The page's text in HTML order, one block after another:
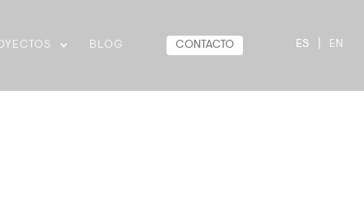
BLOG CONTACTO ES EN